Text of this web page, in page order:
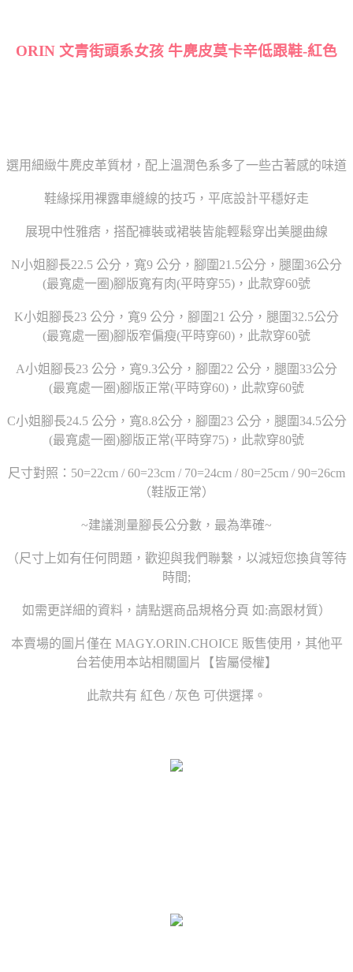
ORIN 文青街頭系女孩 牛麂皮莫卡辛低跟鞋-紅色
選用細緻牛麂皮革質材，配上溫潤色系多了一些古著感的味道
鞋緣採用裸露車縫線的技巧，平底設計平穩好走
展現中性雅痞，搭配褲裝或裙裝皆能輕鬆穿出美腿曲線
N小姐腳長22.5 公分，寬9 公分，腳圍21.5公分，腿圍36公分
(最寬處一圈)腳版寬有肉(平時穿55)，此款穿60號
K小姐腳長23 公分，寬9 公分，腳圍21 公分，腿圍32.5公分
(最寬處一圈)腳版窄偏瘦(平時穿60)，此款穿60號
A小姐腳長23 公分，寬9.3公分，腳圍22 公分，腿圍33公分
(最寬處一圈)腳版正常(平時穿60)，此款穿60號
C小姐腳長24.5 公分，寬8.8公分，腳圍23 公分，腿圍34.5公分
(最寬處一圈)腳版正常(平時穿75)，此款穿80號
尺寸對照：50=22cm / 60=23cm / 70=24cm / 80=25cm / 90=26cm
（鞋版正常）
~建議測量腳長公分數，最為準確~
（尺寸上如有任何問題，歡迎與我們聯繫，以減短您換貨等待
時間;
如需更詳細的資料，請點選商品規格分頁 如:高跟材質）
本賣場的圖片僅在 MAGY.ORIN.CHOICE 販售使用，其他平
台若使用本站相關圖片【皆屬侵權】
此款共有 紅色 / 灰色 可供選擇。